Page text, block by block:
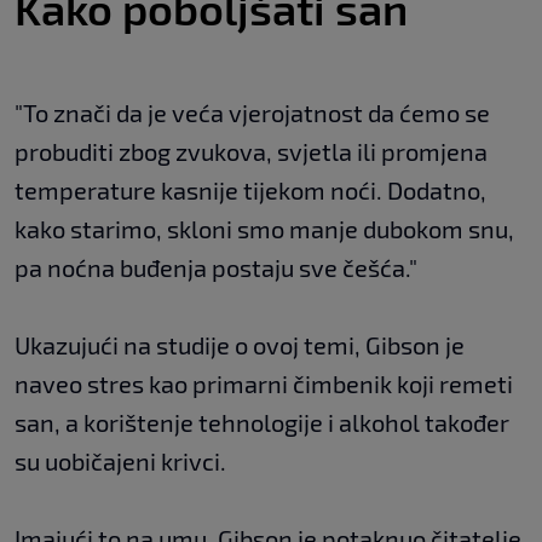
"To znači da je veća vjerojatnost da ćemo se
probuditi zbog zvukova, svjetla ili promjena
temperature kasnije tijekom noći. Dodatno,
kako starimo, skloni smo manje dubokom snu,
pa noćna buđenja postaju sve češća."
Ukazujući na studije o ovoj temi, Gibson je
naveo stres kao primarni čimbenik koji remeti
san, a korištenje tehnologije i alkohol također
su uobičajeni krivci.